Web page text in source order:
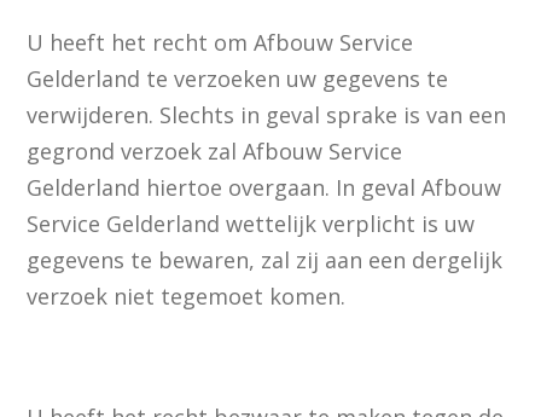
U heeft het recht om Afbouw Service
Gelderland te verzoeken uw gegevens te
verwijderen. Slechts in geval sprake is van een
gegrond verzoek zal Afbouw Service
Gelderland hiertoe overgaan. In geval Afbouw
Service Gelderland wettelijk verplicht is uw
gegevens te bewaren, zal zij aan een dergelijk
verzoek niet tegemoet komen.